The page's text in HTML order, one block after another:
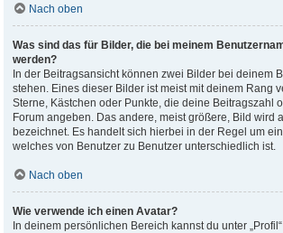
Nach oben
Was sind das für Bilder, die bei meinem
werden?
In der Beitragsansicht können zwei Bilder bei deinem
stehen. Eines dieser Bilder ist meist mit deinem Rang
Sterne, Kästchen oder Punkte, die deine Beitragszahl
Forum angeben. Das andere, meist größere, Bild wird
bezeichnet. Es handelt sich hierbei in der Regel um
welches von Benutzer zu Benutzer unterschiedlich ist.
Nach oben
Wie verwende ich einen Avatar?
In deinem persönlichen Bereich kannst du unter